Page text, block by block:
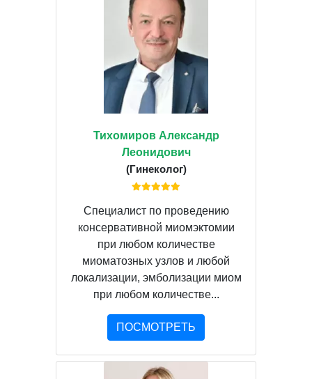
Тихомиров Александр
Леонидович
(Гинеколог)
Специалист по проведению
консервативной миомэктомии
при любом количестве
миоматозных узлов и любой
локализации, эмболизации миом
при любом количестве...
ПОСМОТРЕТЬ